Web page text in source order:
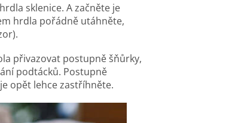
sklenice. A začněte je
hrdla pořádně utáhněte,
přivazovat postupně šňůrky,
podtácků. Postupně
opět lehce zastříhněte.